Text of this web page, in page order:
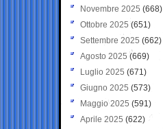
Novembre 2025 (668)
Ottobre 2025 (651)
Settembre 2025 (662)
Agosto 2025 (669)
Luglio 2025 (671)
Giugno 2025 (573)
Maggio 2025 (591)
Aprile 2025 (622)